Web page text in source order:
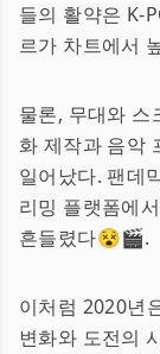
들의 활약은 K-
르가 차트에서
물론, 무대와 스
화 제작과 음악
일어났다. 팬데
리밍 플랫폼에
흔들렸다😵🎬.
이처럼 2020년
변화와 도전의